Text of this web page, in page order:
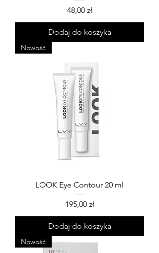
Cena
48,00 zł
Dodaj do koszyka
Nowość
LOOK Eye Contour 20 ml
Cena
195,00 zł
Dodaj do koszyka
Nowość